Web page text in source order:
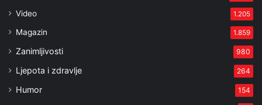
Video 1.205
Magazin 1.859
Zanimljivosti 980
Ljepota i zdravlje 264
Humor 154